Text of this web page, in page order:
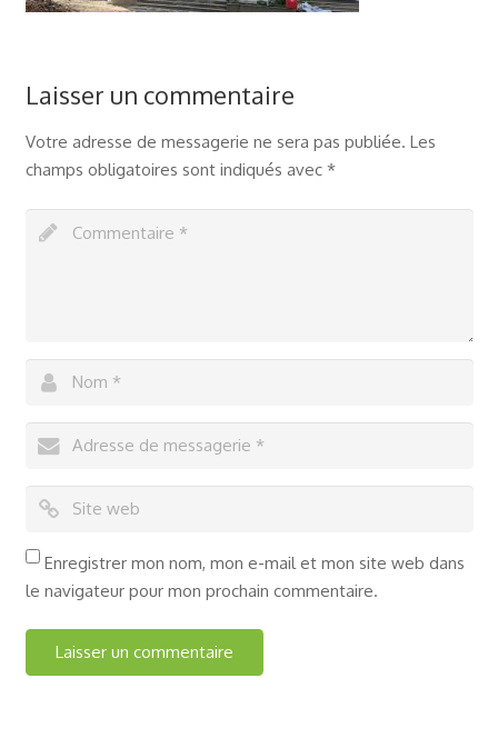
Laisser un commentaire
Votre adresse de messagerie ne sera pas publiée. Les
champs obligatoires sont indiqués avec *
Enregistrer mon nom, mon e-mail et mon site web dans
le navigateur pour mon prochain commentaire.